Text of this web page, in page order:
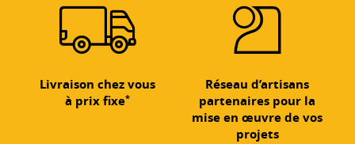
Livraison chez vous
à prix fixe*
Réseau d’artisans
partenaires pour la
mise en œuvre de vos
projets